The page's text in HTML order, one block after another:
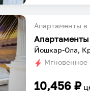
Апартаменты в
Йошкар-Ола,
Мгновенное
10,456 ₽